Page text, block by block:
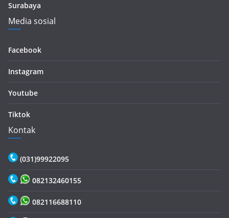
Surabaya
Media sosial
Facebook
Instagram
Youtube
Tiktok
Kontak
(031)99922095
082132460155
082116688110